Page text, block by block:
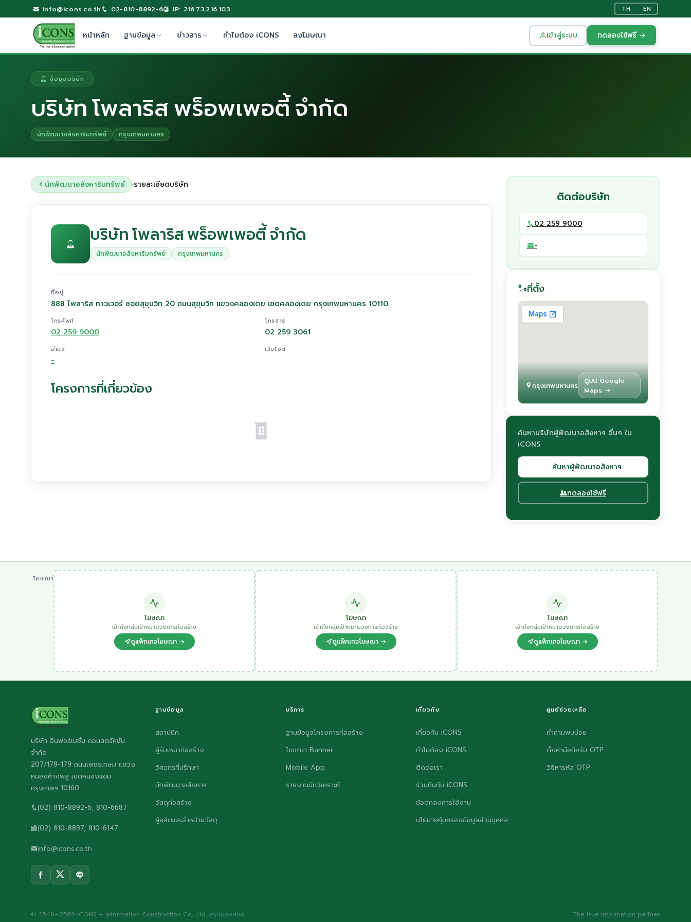
info@icons.co.th 02-810-8892-6 IP: 216.73.216.103 TH EN
หน้าหลัก ฐานข้อมูล ข่าวสาร ทำไมต้อง iCONS ลงโฆษณา เข้าสู่ระบบ ทดลองใช้ฟรี →
ข้อมูลบริษัท
บริษัท โพลาริส พร็อพเพอตี้ จำกัด
นักพัฒนาอสังหาริมทรัพย์ กรุงเทพมหานคร
นักพัฒนาอสังหาริมทรัพย์ ›รายละเอียดบริษัท
บริษัท โพลาริส พร็อพเพอตี้ จำกัด
นักพัฒนาอสังหาริมทรัพย์ กรุงเทพมหานคร
ที่อยู่
888 โพลาริส ทาวเวอร์ ซอยสุขุมวิท 20 ถนนสุขุมวิท แขวงคลองเตย เขตคลองเตย กรุงเทพมหานคร 10110
โทรศัพท์
02 259 9000
โทรสาร
02 259 3061
อีเมล
-
เว็บไซต์
โครงการที่เกี่ยวข้อง
ติดต่อบริษัท
02 259 9000
-
ที่ตั้ง
กรุงเทพมหานคร
ดูบน Google
Maps →
ค้นหาบริษัทผู้พัฒนาอสังหาฯ อื่นๆ ใน
iCONS
ค้นหาผู้พัฒนาอสังหาฯ
ทดลองใช้ฟรี
โฆษณา
โฆษณา
เข้าถึงกลุ่มเป้าหมายวงการก่อสร้าง
ดูแพ็กเกจโฆษณา →
โฆษณา
เข้าถึงกลุ่มเป้าหมายวงการก่อสร้าง
ดูแพ็กเกจโฆษณา →
โฆษณา
เข้าถึงกลุ่มเป้าหมายวงการก่อสร้าง
ดูแพ็กเกจโฆษณา →
บริษัท อินฟอร์เมชั่น คอนสตรัคชั่น
จำกัด
207/178-179 ถนนเพชรเกษม แขวง
หนองค้างพลู เขตหนองแขม
กรุงเทพฯ 10160
(02) 810-8892-6, 810-6687
(02) 810-8897, 810-6147
info@icons.co.th
ฐานข้อมูล
สถาปนิก
ผู้รับเหมาก่อสร้าง
วิศวกรที่ปรึกษา
นักพัฒนาอสังหาฯ
วัสดุก่อสร้าง
ผู้ผลิตและจำหน่ายวัสดุ
บริการ
ฐานข้อมูลโครงการก่อสร้าง
โฆษณา Banner
Mobile App
รายงานนักวิเคราะห์
เกี่ยวกับ
เกี่ยวกับ iCONS
ทำไมต้อง iCONS
ติดต่อเรา
ร่วมทีมกับ iCONS
ข้อตกลงการใช้งาน
นโยบายคุ้มครองข้อมูลส่วนบุคคล
ศูนย์ช่วยเหลือ
คำถามพบบ่อย
ตั้งค่ามือถือรับ OTP
วิธีหารหัส OTP
© 2548–2569 iCONS – Information Construction Co., Ltd. สงวนลิขสิทธิ์ The true information partner